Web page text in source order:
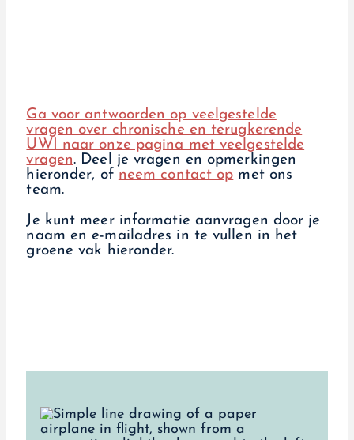
Ga voor antwoorden op veelgestelde
vragen over chronische en terugkerende
UWI naar onze pagina met veelgestelde
vragen. Deel je vragen en opmerkingen
hieronder, of neem contact op met ons
team.
Je kunt meer informatie aanvragen door je
naam en e-mailadres in te vullen in het
groene vak hieronder.